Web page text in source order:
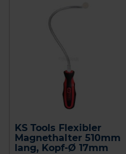
KS Tools Flexibler
Magnethalter 510mm
lang, Kopf-Ø 17mm